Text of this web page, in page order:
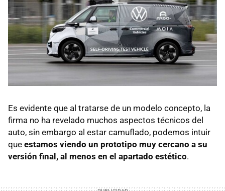
Es evidente que al tratarse de un modelo concepto, la
firma no ha revelado muchos aspectos técnicos del
auto, sin embargo al estar camuflado, podemos intuir
que estamos viendo un prototipo muy cercano a su
versión final, al menos en el apartado estético.